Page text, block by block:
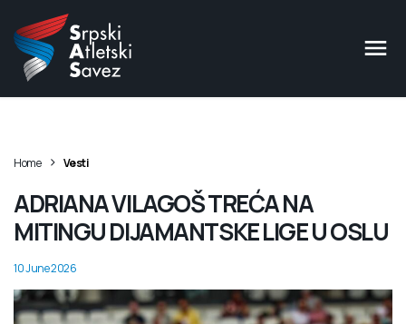
Home > Vesti
ADRIANA VILAGOŠ TREĆA NA
MITINGU DIJAMANTSKE LIGE U OSLU
10 June 2026